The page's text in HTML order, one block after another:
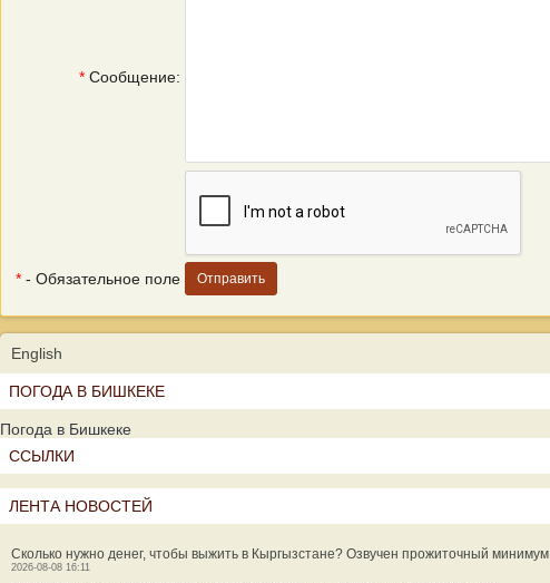
* Сообщение:
* - Обязательное поле
English
ПОГОДА В БИШКЕКЕ
Погода в Бишкеке
ССЫЛКИ
ЛЕНТА НОВОСТЕЙ
Сколько нужно денег, чтобы выжить в Кыргызстане? Озвучен прожиточный минимум
2026-08-08 16:11